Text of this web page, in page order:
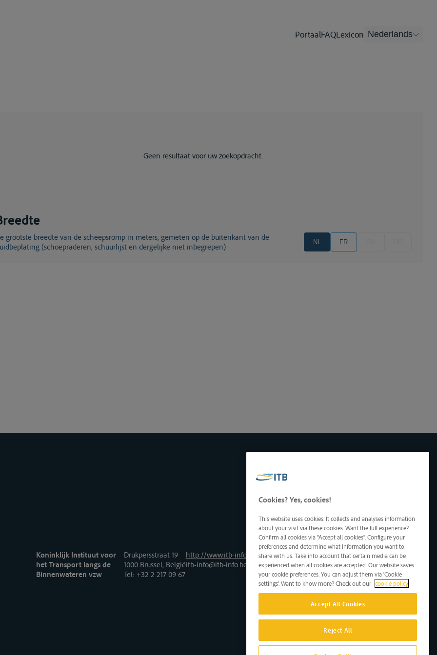
PortaalFAQLexicon Nederlands
Geen resultaat voor uw zoekopdracht.
de
(schoepraderen, schuurlijst en dergelijke niet inbegrepen)
NL FR
Koninklijk Instituut voor
het Transport langs de
Binnenwateren vzw
Drukpersstraat 19
1000 Brussel, België
Tel: +32 2 217 09 67
http://www.itb-info.be
itb-info@itb-info.be
Cookies? Yes, cookies!
This website uses cookies. It collects and analyses information
about your visit via these cookies. Want the full experience?
Confirm all cookies via "Accept all cookies". Configure your
preferences and determine what information you want to
share with us. Take into account that certain media can be
experienced when all cookies are accepted. Our website saves
your cookie preferences. You can adjust them via 'Cookie
settings'. Want to know more? Check out our cookie policy
Accept All Cookies
Reject All